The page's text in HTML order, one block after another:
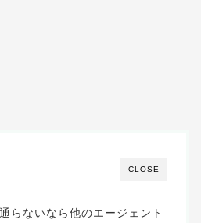
CLOSE
らないなら他のエージェント